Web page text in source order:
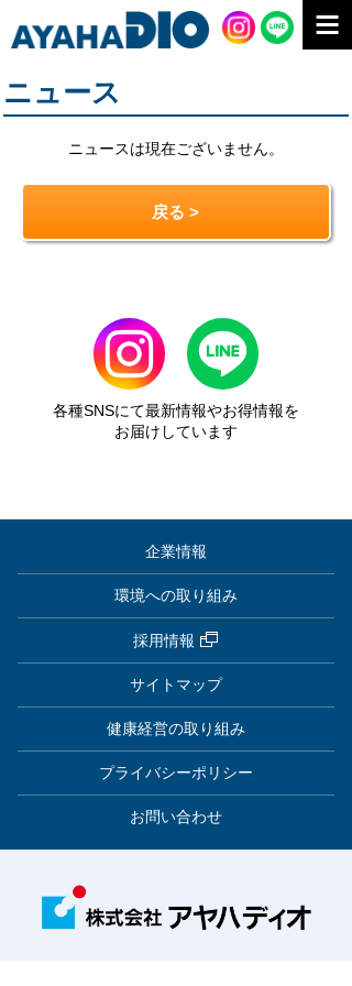
ニュース
ニュースは現在ございません。
戻る >
各種SNSにて最新情報やお得情報を
お届けしています
企業情報
環境への取り組み
採用情報
サイトマップ
健康経営の取り組み
プライバシーポリシー
お問い合わせ